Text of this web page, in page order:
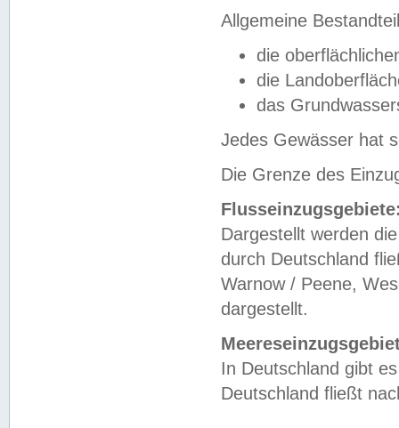
Allgemeine
die
die
das
Jedes Gewässer hat
Die Grenze des
Dargestellt werden
durch Deutschland
Warnow / Peene,
dargestellt.
In Deutschland gibt
Deutschland fließt